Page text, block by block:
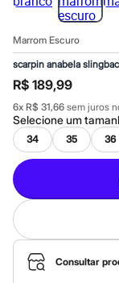
Até 40% off
Até 60% off
A partir de 60% off
Feminino
Em alta
Inverno
Alfaiataria
Novidades
Roupas
Blusas e
Básicos
Calças
Casacos e
Jeans
Macacões
Saias
Shorts e Bermudas
Vestidos
Marrom Escuro
scarpin anabela
R$ 189,99
6x R$ 31,66 sem juros
Selecione um
34 35 36
Consultar